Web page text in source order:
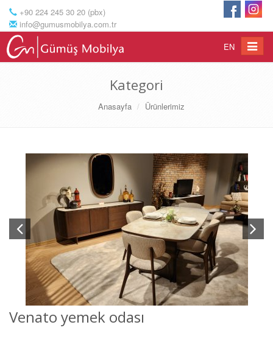
+90 224 245 30 20 (pbx)
info@gumusmobilya.com.tr
Toggle
EN
Kategori
Anasayfa Ürünlerimiz
Venato yemek odası